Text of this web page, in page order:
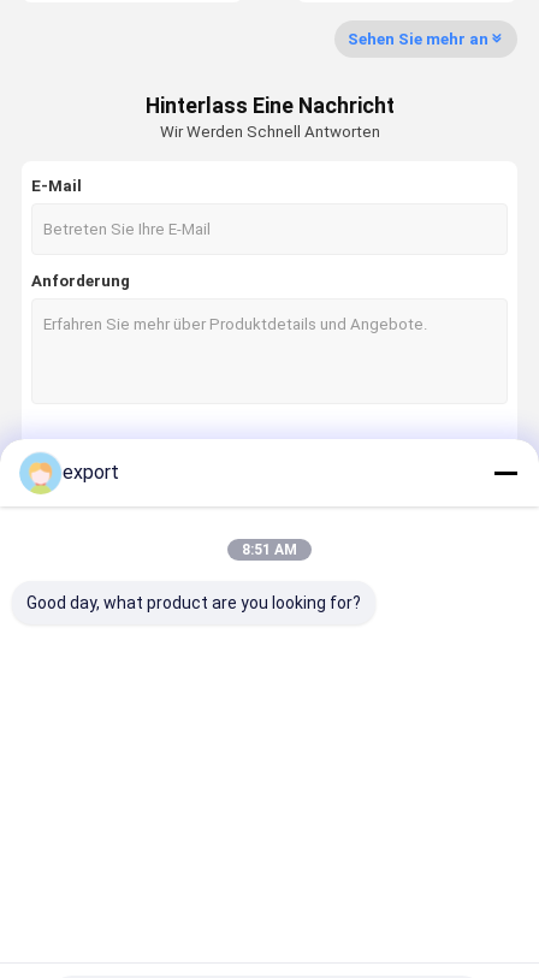
Geschwindigkeitstordrehkreuz
Schwenktürdrehkreuz
Gesichtsanerkennungs-Drehkreuz
Stativ Drehkreuz Gate
Flughafendrehkreuz
Sehen Sie mehr an
Hinterlass Eine Nachricht
Wir Werden Schnell Antworten
E-Mail
Anforderung
export
8:51 AM
Good day, what product are you looking for?